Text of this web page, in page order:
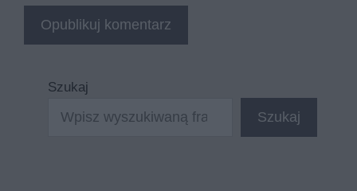
Szukaj
Szukaj